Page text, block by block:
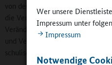
Wer unsere
Impressum unter
Impressum
Notwendige
von der Kindergesundheit über
die Vereinsentwicklung bis hin
Veränderungen und deren
und Verein. Schwerpunktmäßig
schulischen Ganztag behandelt.